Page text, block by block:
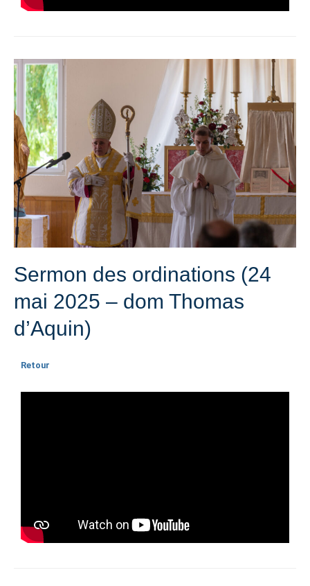
Sermon des ordinations (24
mai 2025 – dom Thomas
d’Aquin)
Retour